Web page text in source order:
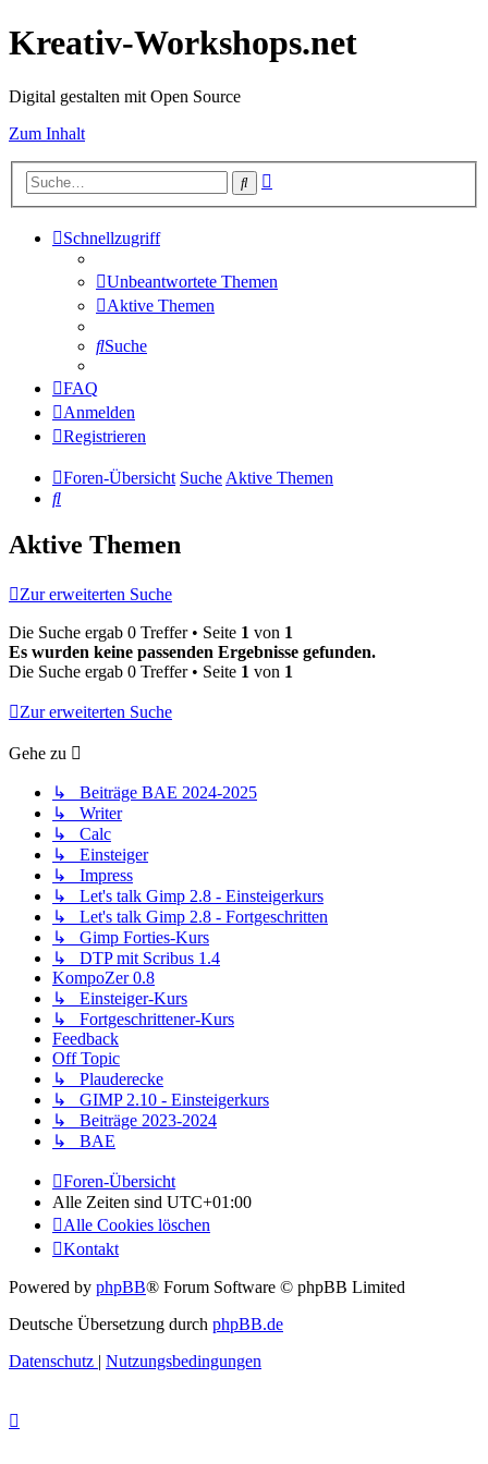
Kreativ-Workshops.net
Digital gestalten mit Open Source
Zum Inhalt
Suche
Schnellzugriff
Unbeantwortete Themen
Aktive Themen
Suche
FAQ
Anmelden
Registrieren
Foren-Übersicht SucheAktive Themen
Suche
Aktive Themen
Zur erweiterten Suche
Die Suche ergab 0 Treffer • Seite 1 von 1
Es wurden keine passenden Ergebnisse gefunden.
Die Suche ergab 0 Treffer • Seite 1 von 1
Zur erweiterten Suche
Gehe zu
↳ Beiträge BAE 2024-2025
↳ Writer
↳ Calc
↳ Einsteiger
↳ Impress
↳ Let's talk Gimp 2.8 - Einsteigerkurs
↳ Let's talk Gimp 2.8 - Fortgeschritten
↳ Gimp Forties-Kurs
↳ DTP mit Scribus 1.4
KompoZer 0.8
↳ Einsteiger-Kurs
↳ Fortgeschrittener-Kurs
Feedback
Off Topic
↳ Plauderecke
↳ GIMP 2.10 - Einsteigerkurs
↳ Beiträge 2023-2024
↳ BAE
Foren-Übersicht
Alle Zeiten sind UTC+01:00
Alle Cookies löschen
Kontakt
Powered by phpBB® Forum Software © phpBB Limited
Deutsche Übersetzung durch phpBB.de
Datenschutz | Nutzungsbedingungen